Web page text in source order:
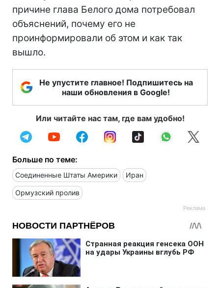
причине глава Белого дома потребовал
объяснений, почему его не
проинформировали об этом и как так
вышло.
Не упустите главное! Подпишитесь на
наши обновления в Google!
Или читайте нас там, где вам удобно!
Больше по теме:
Соединенные Штаты Америки Иран
Ормузский пролив